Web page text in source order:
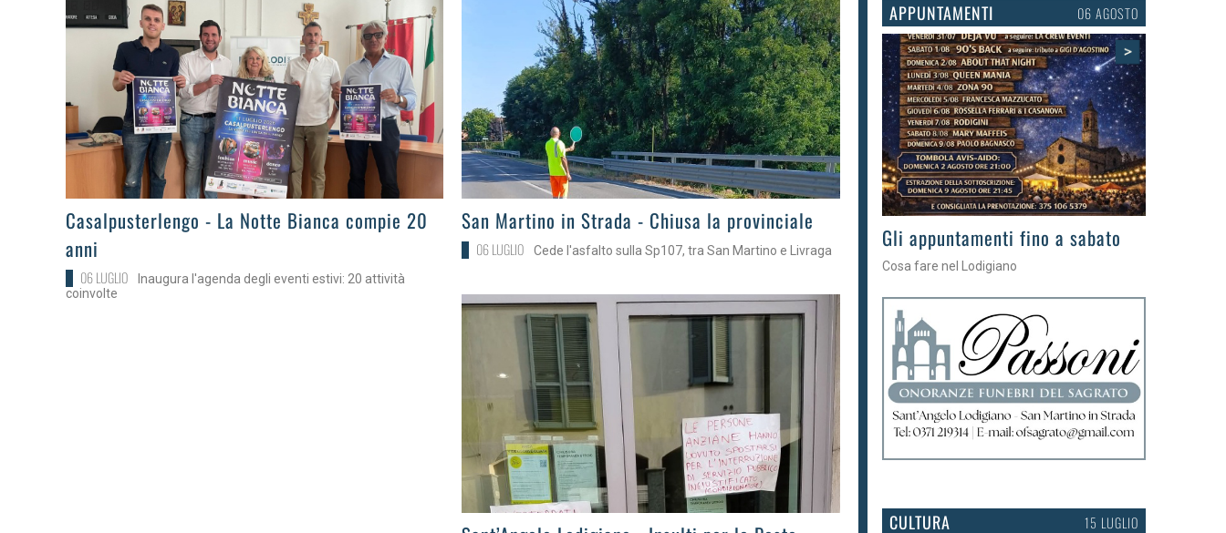
>
Casalpusterlengo - La Notte Bianca compie 20
anni
06 LUGLIO
Inaugura l'agenda degli eventi estivi: 20 attività
coinvolte
>
San Martino in Strada - Chiusa la provinciale
06 LUGLIO Cede l'asfalto sulla Sp107, tra San Martino e Livraga
>
APPUNTAMENTI 03 AGOSTO
>
Gli eventi della settimana
Tra torte, cinema e musica live
CULTURA 15 LUGLIO